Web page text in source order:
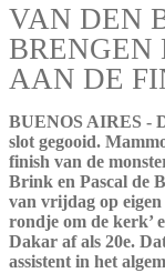
VAN DEN
BRENGEN
AAN DE
BUENOS AIRES -
slot gegooid.
finish van de
Brink en Pascal de
van vrijdag op
rondje om de kerk’
Dakar af als 20e.
assistent in het